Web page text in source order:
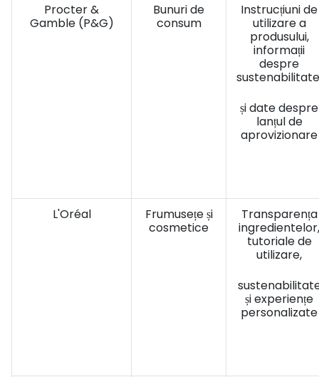
Procter &
Gamble (P&G)
Bunuri de
consum
Instrucțiuni de
utilizare a
produsului,
informații
despre
și date despre
lanțul de
aprovizionare
L'Oréal
Frumusețe și
cosmetice
Transparența
ingredientelor,
tutoriale de
utilizare,
și experiențe
personalizate